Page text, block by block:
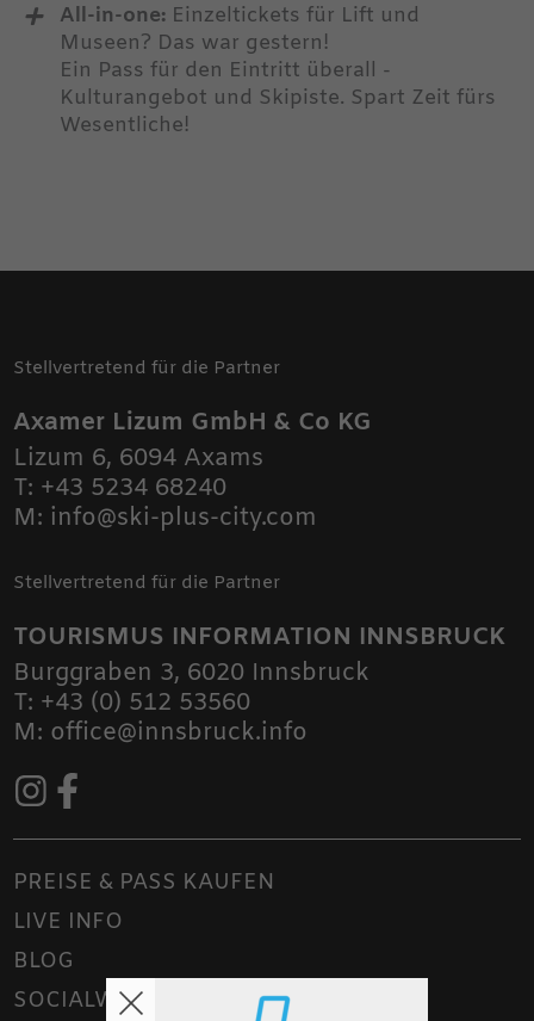
All-in-one: Einzeltickets für Lift und
Museen? Das war gestern!
Ein Pass für den Eintritt überall -
Kulturangebot und Skipiste. Spart Zeit fürs
Wesentliche!
Stellvertretend für die Partner
Axamer Lizum GmbH & Co KG
Lizum 6, 6094 Axams
T: +43 5234 68240
M: info@ski-plus-city.com
Stellvertretend für die Partner
TOURISMUS INFORMATION INNSBRUCK
Burggraben 3, 6020 Innsbruck
T: +43 (0) 512 53560
M: office@innsbruck.info
PREISE & PASS KAUFEN
LIVE INFO
BLOG
SOCIALWALL